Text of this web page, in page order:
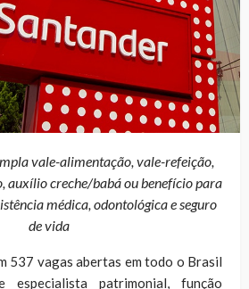
vale-alimentação, vale-refeição,
auxílio creche/babá ou benefício para
médica, odontológica e seguro
de vida
537 vagas abertas em todo o Brasil
patrimonial, função